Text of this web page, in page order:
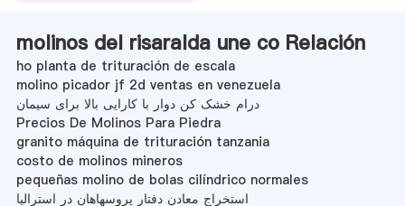
molinos del risaralda une co Relación
ho planta de trituración de escala
molino picador jf 2d ventas en venezuela
درام خشک کن دوار با کارایی بالا برای سیمان
Precios De Molinos Para Piedra
granito máquina de trituración tanzania
costo de molinos mineros
pequeñas molino de bolas cilíndrico normales
استخراج معادن دفتار پروسهاهان در استرالیا